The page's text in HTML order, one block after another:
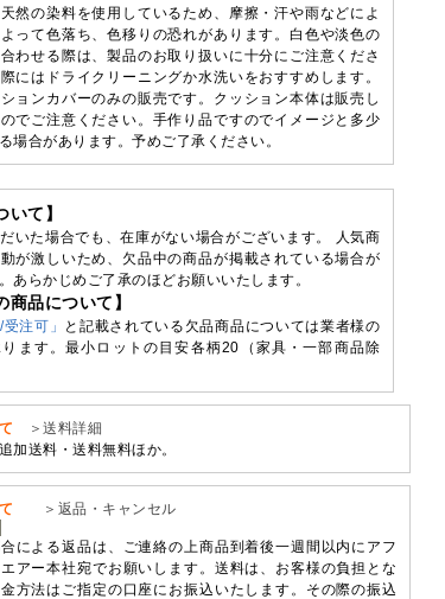
然の染料を使用しているため、摩擦・汗や雨などによ
って色落ち、色移りの恐れがあります。白色や淡色の
わせる際は、製品のお取り扱いに十分にご注意くださ
にはドライクリーニングか水洗いをおすすめします。
ョンカバーのみの販売です。クッション本体は販売し
でご注意ください。手作り品ですのでイメージと多少
場合があります。予めご了承ください。
いて】
いた場合でも、在庫がない場合がございます。 人気商
が激しいため、欠品中の商品が掲載されている場合が
あらかじめご了承のほどお願いいたします。
商品について】
注可」
と記載されている欠品商品については業者様の
ます。最小ロットの目安各柄20（家具・一部商品除
＞送料詳細
加送料・送料無料ほか。
＞返品・キャンセル
による返品は、ご連絡の上商品到着後一週間以内にアフ
アー本社宛でお願いします。送料は、お客様の負担とな
方法はご指定の口座にお振込いたします。その際の振込